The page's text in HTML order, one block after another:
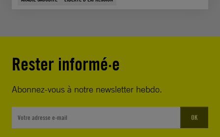
Rester informé·e
Abonnez-vous à notre newsletter hebdo.
OK